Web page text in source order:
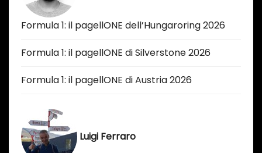
Formula 1: il pagellONE dell’Hungaroring 2026
Formula 1: il pagellONE di Silverstone 2026
Formula 1: il pagellONE di Austria 2026
Luigi Ferraro